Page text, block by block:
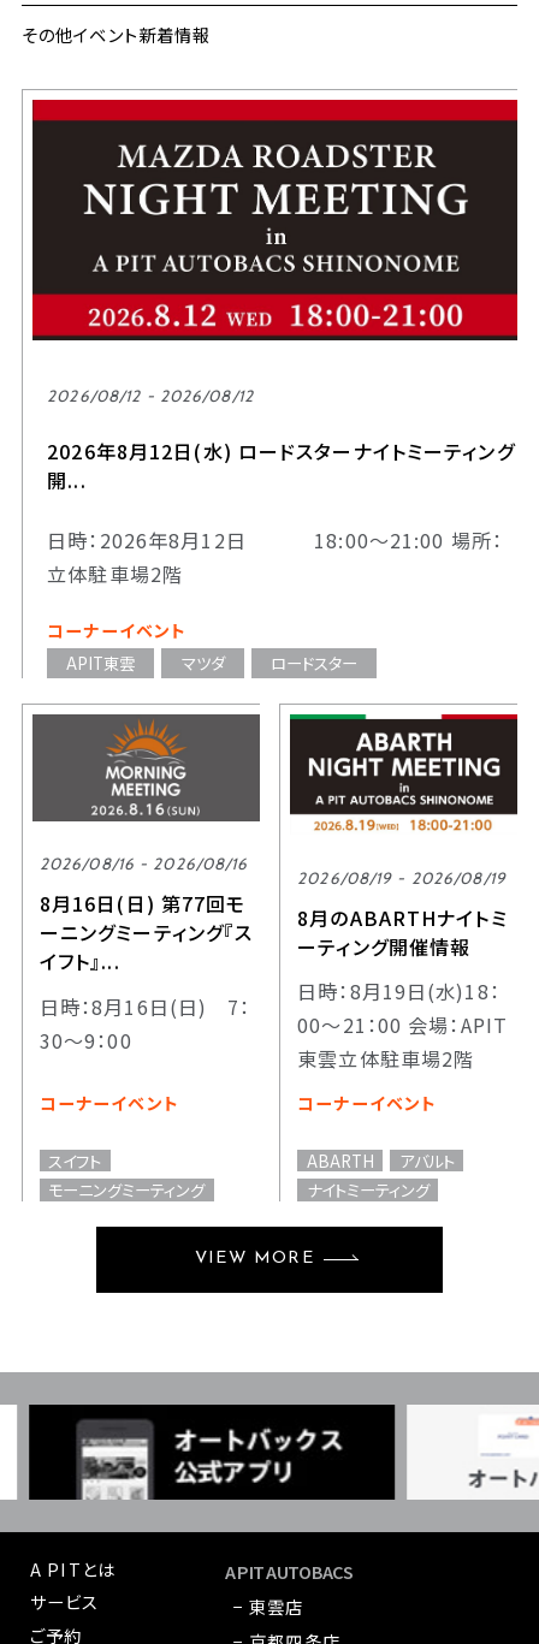
その他イベント新着情報
2026/08/12 - 2026/08/12
2026年8月12日(水) ロードスターナイトミーティング
開...
日時：2026年8月12日 18:00～21:00 場所：
立体駐車場2階
コーナーイベント
APIT東雲
マツダ ロードスター
2026/08/16 - 2026/08/16
8月16日(日) 第77回モ
ーニングミーティング『ス
イフト』...
日時：8月16日(日) 7：
30～9：00
コーナーイベント
スイフト
モーニングミーティング
2026/08/19 - 2026/08/19
8月のABARTHナイトミ
ーティング開催情報
日時：8月19日(水)18：
00～21：00 会場：APIT
東雲立体駐車場2階
コーナーイベント
ABARTH
アバルト
ナイトミーティング
VIEW MORE
A PITとは
サービス
ご予約
A PIT AUTOBACS
− 東雲店